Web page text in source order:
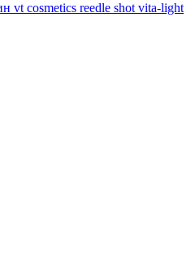
vt cosmetics reedle shot vita-light